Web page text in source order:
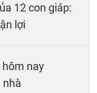
12 con giáp:
lợi
hôm nay
nhà